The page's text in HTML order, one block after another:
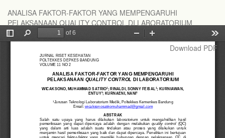
Article
Details
ANALISA FAKTOR-FAKTOR YANG MEMPENGARUHI
PELAKSANAAN QUALITY CONTROL DI LABORATORIUM
Download
Download PDF